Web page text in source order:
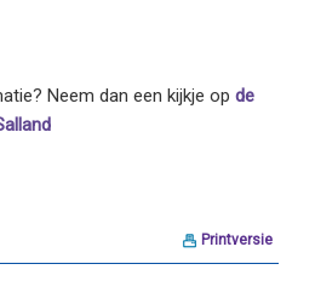
Neem dan een kijkje op de
Printversie